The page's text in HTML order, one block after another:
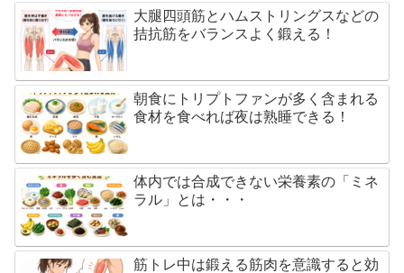
大腿四頭筋とハムストリングスなどの
拮抗筋をバランスよく鍛える！
朝食にトリプトファンが多く含まれる
食材を食べれば夜は熟睡できる！
体内では合成できない栄養素の「ミネ
ラル」とは・・・
筋トレ中は鍛える筋肉を意識すると効